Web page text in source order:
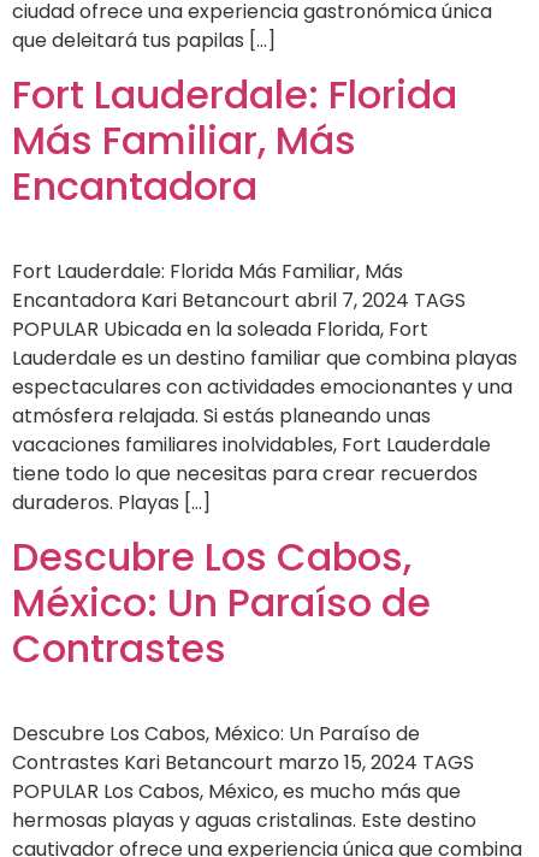
ciudad ofrece una experiencia gastronómica única
que deleitará tus papilas […]
Fort Lauderdale: Florida
Más Familiar, Más
Encantadora
Fort Lauderdale: Florida Más Familiar, Más
Encantadora Kari Betancourt abril 7, 2024 TAGS
POPULAR Ubicada en la soleada Florida, Fort
Lauderdale es un destino familiar que combina playas
espectaculares con actividades emocionantes y una
atmósfera relajada. Si estás planeando unas
vacaciones familiares inolvidables, Fort Lauderdale
tiene todo lo que necesitas para crear recuerdos
duraderos. Playas […]
Descubre Los Cabos,
México: Un Paraíso de
Contrastes
Descubre Los Cabos, México: Un Paraíso de
Contrastes Kari Betancourt marzo 15, 2024 TAGS
POPULAR Los Cabos, México, es mucho más que
hermosas playas y aguas cristalinas. Este destino
cautivador ofrece una experiencia única que combina